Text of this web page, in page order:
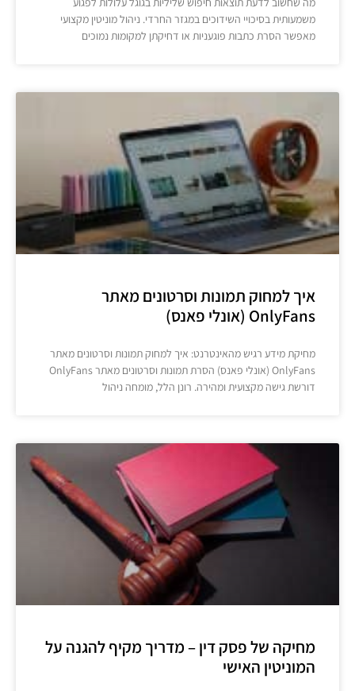
משמעותית בסיכויי השידוכים במגזר החרדי. ניהול מוניטין מקצועי
מאפשר הסרת כתבות פוגעניות או דחיקתן למקומות נמוכים
איך למחוק תמונות וסרטונים מאתר
OnlyFans (אונלי פאנס)
מחיקת מידע רגיש מהאינטרנט: איך למחוק תמונות וסרטונים מאתר
OnlyFans (אונלי פאנס) הסרת תמונות וסרטונים מאתר OnlyFans
דורשת גישה מקצועית ומהירה. רונן הלל, מומחה ניהול
מחיקה של פסק דין – מדריך מקיף להגנה על
המוניטין האישי